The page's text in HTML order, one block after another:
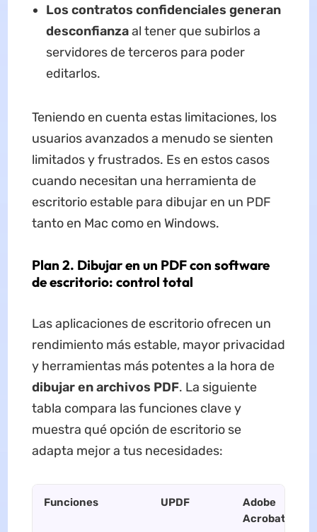
Los contratos confidenciales generan
desconfianzaal tener que subirlos a
servidores de terceros para poder
editarlos.
Teniendo en cuenta estas limitaciones, los
usuarios avanzados a menudo se sienten
limitados y frustrados. Es en estos casos
cuando necesitan una herramienta de
escritorio estable para dibujar en un PDF
tanto en Mac como en Windows.
Plan 2. Dibujar en un PDF con software
de escritorio: control total
Las aplicaciones de escritorio ofrecen un
rendimiento más estable, mayor privacidad
y herramientas más potentes a la hora de
dibujar en archivos PDF. La siguiente
tabla compara las funciones clave y
muestra qué opción de escritorio se
adapta mejor a tus necesidades:
Funciones UPDF
Adobe
Acrobat